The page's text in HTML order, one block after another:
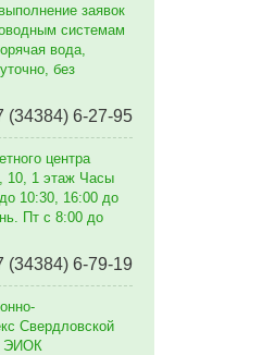
заявок
системам
вода,
без
(34384) 6-27-95
центра
10, 1 этаж Часы
10:30, 16:00 до
Пт с 8:00 до
(34384) 6-79-19
Свердловской
ЭИОК